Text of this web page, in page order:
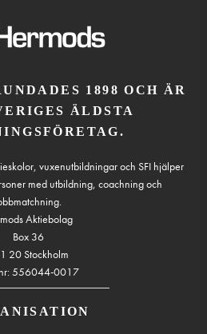
1898 OCH ÄR
ÄLDSTA
vuxenutbildningar och SFI hjälper
med utbildning, coachning och
Aktiebolag
Box 36
20 Stockholm
556044-0017